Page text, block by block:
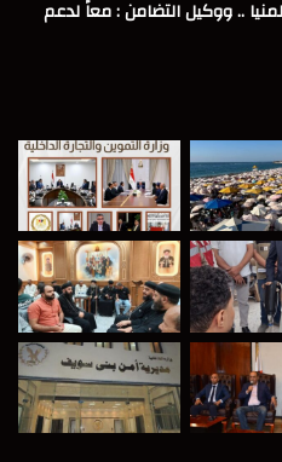
.. ووكيل التضامن : معاً لدعم